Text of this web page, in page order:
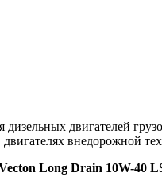
дизельных двигателей
внедорожной
Long Drain 10W-40